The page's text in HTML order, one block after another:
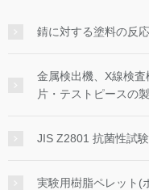
錆に対する塗料の反
金属検出機、X線検
片・テストピースの
JIS Z2801 抗菌性試
実験用樹脂ペレット(